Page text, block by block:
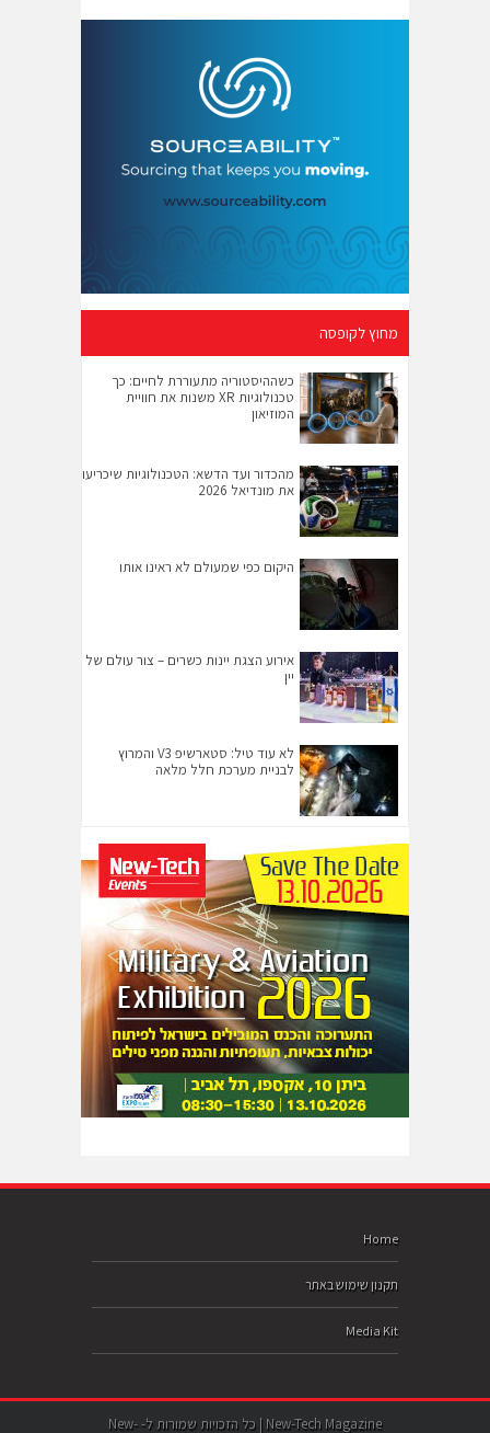
מחוץ לקופסה
כשההיסטוריה מתעוררת לחיים: כך
טכנולוגיות XR משנות את חוויית
המוזיאון
מהכדור ועד הדשא: הטכנולוגיות שיכריעו
את מונדיאל 2026
היקום כפי שמעולם לא ראינו אותו
אירוע הצגת יינות כשרים – צור עולם של
יין
לא עוד טיל: סטארשיפ V3 והמרוץ
לבניית מערכת חלל מלאה
Home
תקנון שימוש באתר
Media Kit
New-Tech Magazine | כל הזכויות שמורות ל- New-